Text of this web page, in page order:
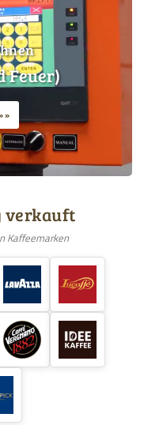
Feuer)
verkauft
Kaffeemarken